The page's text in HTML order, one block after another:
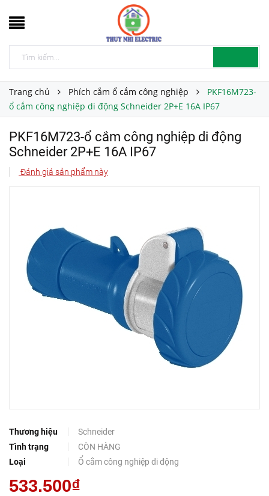
Trang chủ Phích cắm ổ cắm công nghiệp
PKF16M723-
ổ cắm công nghiệp di động Schneider 2P+E 16A IP67
PKF16M723-ổ cắm công nghiệp di động
Schneider 2P+E 16A IP67
Đánh giá sản phẩm này
Thương hiệu
Schneider
Tình trạng
CÒN HÀNG
Loại
Ổ cắm công nghiệp di động
533.500₫